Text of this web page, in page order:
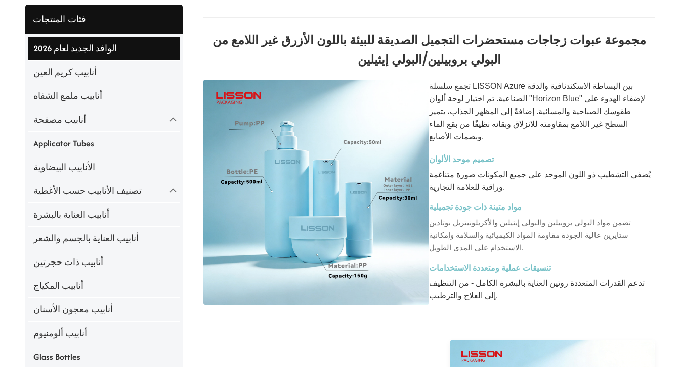
فئات المنتجات
الوافد الجديد لعام 2026
أنابيب كريم العين
أنابيب ملمع الشفاه
أنابيب مصفحة
Applicator Tubes
الأنابيب البيضاوية
تصنيف الأنابيب حسب الأغطية
أنابيب العناية بالبشرة
أنابيب العناية بالجسم والشعر
أنابيب ذات حجرتين
أنابيب المكياج
أنابيب معجون الأسنان
أنابيب ألومنيوم
Glass Bottles
مجموعة عبوات زجاجات مستحضرات التجميل الصديقة للبيئة باللون الأزرق غير اللامع من
البولي بروبيلين/البولي إيثيلين
تجمع سلسلة LISSON Azure بين البساطة الاسكندنافية والدقة
الصناعية. تم اختيار لوحة ألوان "Horizon Blue" لإضفاء الهدوء على
طقوسك الصباحية والمسائية. إضافةً إلى المظهر الجذاب، يتميز
السطح غير اللامع بمقاومته للانزلاق وبقائه نظيفًا من بقع الماء
وبصمات الأصابع.
تصميم موحد الألوان
يُضفي التشطيب ذو اللون الموحد على جميع المكونات صورة متناغمة
وراقية للعلامة التجارية.
مواد متينة ذات جودة تجميلية
تضمن مواد البولي بروبيلين والبولي إيثيلين والأكريلونيتريل بوتادين
ستايرين عالية الجودة مقاومة المواد الكيميائية والسلامة وإمكانية
الاستخدام على المدى الطويل.
تنسيقات عملية ومتعددة الاستخدامات
تدعم القدرات المتعددة روتين العناية بالبشرة الكامل - من التنظيف
إلى العلاج والترطيب.